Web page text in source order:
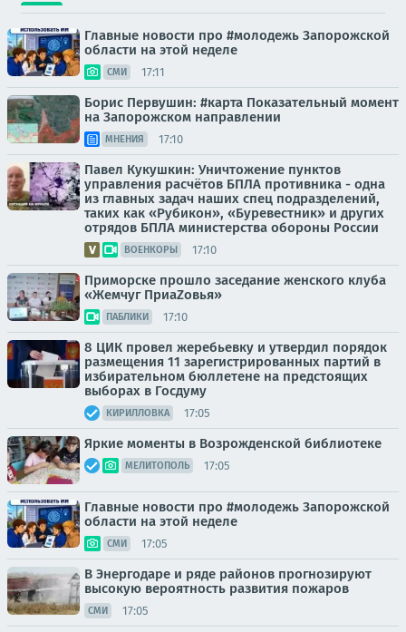
Главные новости про #молодежь Запорожской
области на этой неделе
СМИ 17:11
Борис Первушин: #карта Показательный момент
на Запорожском направлении
МНЕНИЯ 17:10
Павел Кукушкин: Уничтожение пунктов
управления расчётов БПЛА противника - одна
из главных задач наших спец подразделений,
таких как «Рубикон», «Буревестник» и других
отрядов БПЛА министерства обороны России
ВОЕНКОРЫ 17:10
Приморске прошло заседание женского клуба
«Жемчуг ПриаZовья»
ПАБЛИКИ 17:10
8 ЦИК провел жеребьевку и утвердил порядок
размещения 11 зарегистрированных партий в
избирательном бюллетене на предстоящих
выборах в Госдуму
КИРИЛЛОВКА 17:05
Яркие моменты в Возрожденской библиотеке
МЕЛИТОПОЛЬ 17:05
Главные новости про #молодежь Запорожской
области на этой неделе
СМИ 17:05
В Энергодаре и ряде районов прогнозируют
высокую вероятность развития пожаров
СМИ 17:05